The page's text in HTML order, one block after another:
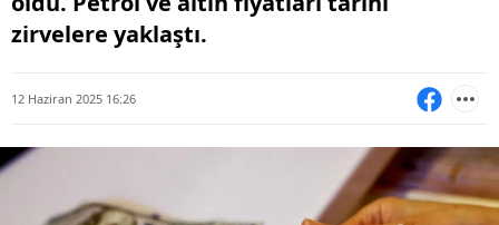
zirvelere yaklaştı.
12 Haziran 2025 16:26